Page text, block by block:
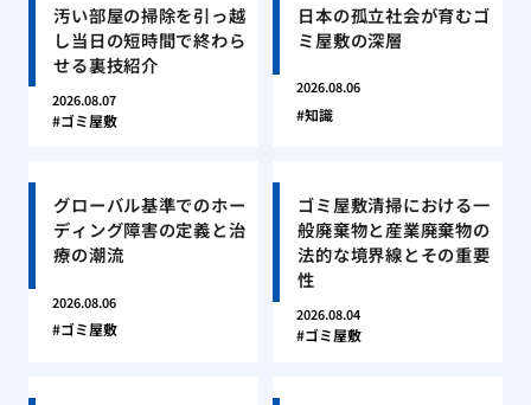
汚い部屋の掃除を引っ越
し当日の短時間で終わら
せる裏技紹介
2026.08.07
ゴミ屋敷
日本の孤立社会が育むゴ
ミ屋敷の深層
2026.08.06
知識
グローバル基準でのホー
ディング障害の定義と治
療の潮流
2026.08.06
ゴミ屋敷
ゴミ屋敷清掃における一
般廃棄物と産業廃棄物の
法的な境界線とその重要
性
2026.08.04
ゴミ屋敷